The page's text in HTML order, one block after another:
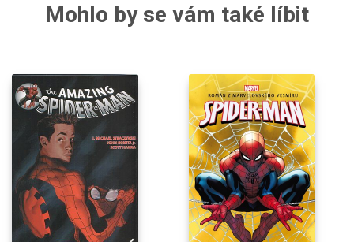
Mohlo by se vám také líbit